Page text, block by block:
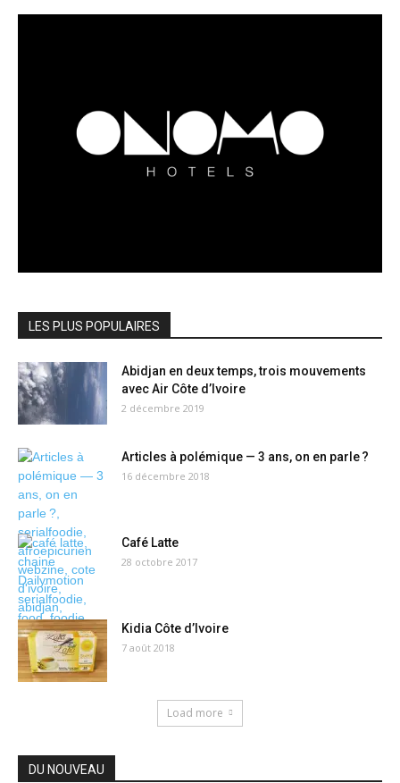
LES PLUS POPULAIRES
Abidjan en deux temps, trois mouvements
avec Air Côte d’Ivoire
2 décembre 2019
Articles à polémique — 3 ans, on en parle ?
16 décembre 2018
Café Latte
28 octobre 2017
Kidia Côte d’Ivoire
7 août 2018
Load more
DU NOUVEAU